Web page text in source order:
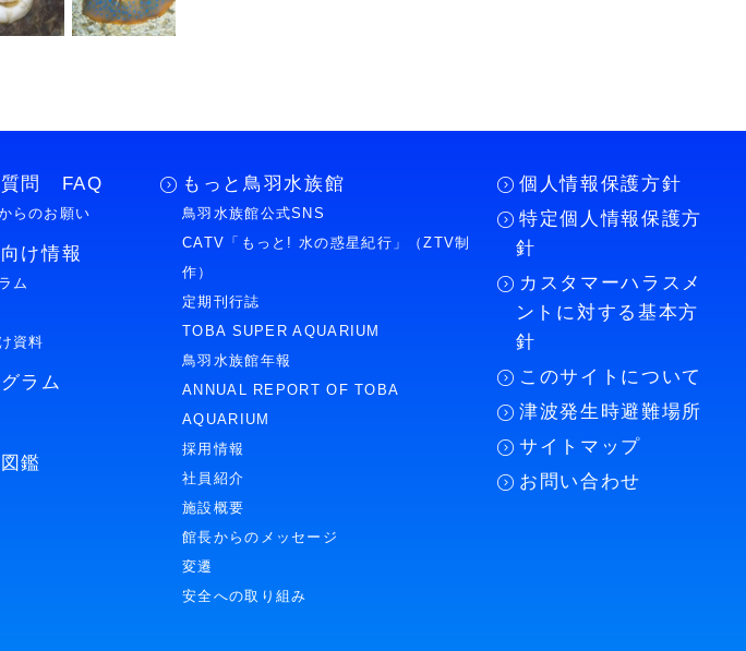
質問 FAQ
らのお願い
け情報
ム
資料
ラム
鑑
もっと鳥羽水族館
鳥羽水族館公式SNS
CATV「もっと! 水の惑星紀行」（ZTV制
作）
定期刊行誌
TOBA SUPER AQUARIUM
鳥羽水族館年報
ANNUAL REPORT OF TOBA
AQUARIUM
採用情報
社員紹介
施設概要
館長からのメッセージ
変遷
安全への取り組み
個人情報保護方針
特定個人情報保護方
針
カスタマーハラスメ
ントに対する基本方
針
このサイトについて
津波発生時避難場所
サイトマップ
お問い合わせ